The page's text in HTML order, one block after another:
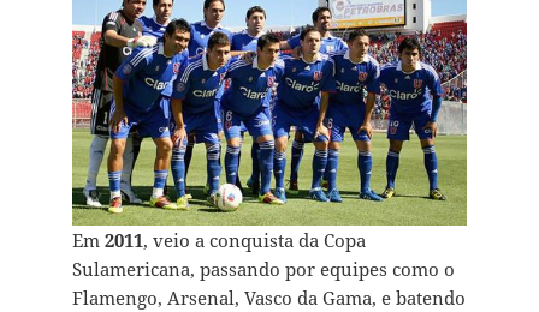
Em 2011, veio a conquista da Copa
Sulamericana, passando por equipes como o
Flamengo, Arsenal, Vasco da Gama, e batendo